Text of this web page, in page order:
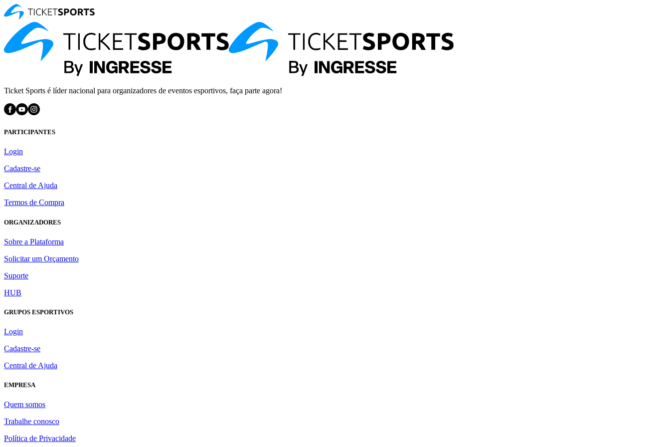
Ticket Sports é líder nacional para organizadores de eventos esportivos, faça parte agora!
PARTICIPANTES
Login
Cadastre-se
Central de Ajuda
Termos de Compra
ORGANIZADORES
Sobre a Plataforma
Solicitar um Orçamento
Suporte
HUB
GRUPOS ESPORTIVOS
Login
Cadastre-se
Central de Ajuda
EMPRESA
Quem somos
Trabalhe conosco
Política de Privacidade